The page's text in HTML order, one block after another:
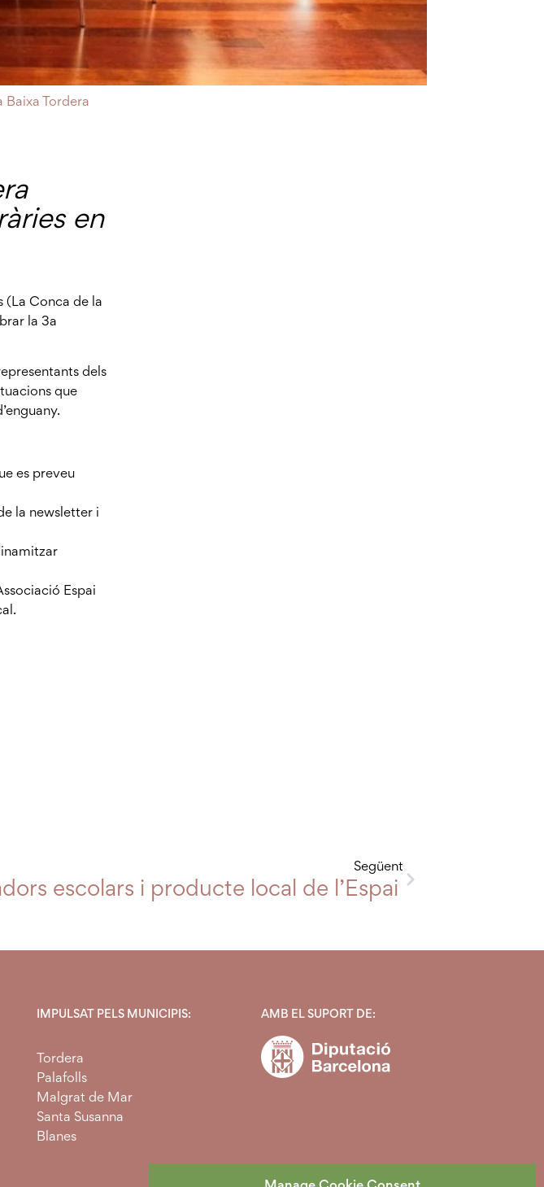
Tordera
en
(La Conca de la
la 3a
dels
que
es preveu
la newsletter i
Espai
per a la pagesia de l’Espai Agrari de la Baixa
Següent
escolars i producte local de l’Espai Agrari de la
IMPULSAT PELS MUNICIPIS:
Tordera
Palafolls
Malgrat de Mar
Santa Susanna
Blanes
AMB EL SUPORT DE: